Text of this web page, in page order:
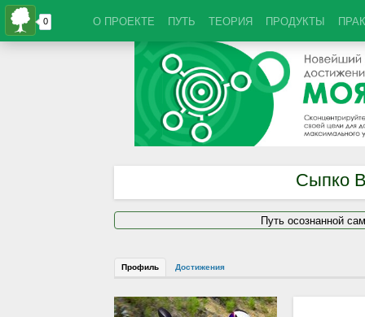
О ПРОЕКТЕ ПУТЬ ТЕОРИЯ ПРОДУКТЫ
Сыпко
Путь осознанной
Профиль Достижения